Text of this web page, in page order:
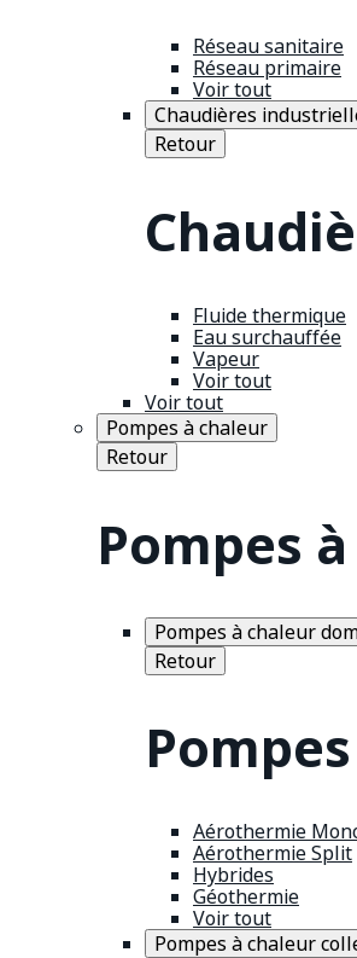
Réseau sanitaire
Réseau primaire
Voir tout
Chaudières
Retour
Fluide thermique
Eau surchauffée
Vapeur
Voir tout
Voir tout
Pompes à chaleur
Retour
Pompes
Pompes à chaleur
Retour
Aérothermie
Aérothermie Split
Hybrides
Géothermie
Voir tout
Pompes à chaleur